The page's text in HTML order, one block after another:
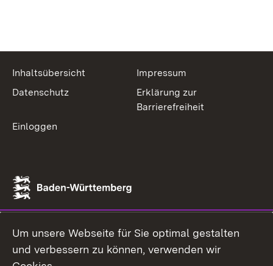
Inhaltsübersicht
Impressum
Datenschutz
Erklärung zur
Barrierefreiheit
Einloggen
Um unsere Webseite für Sie optimal gestalten
und verbessern zu können, verwenden wir